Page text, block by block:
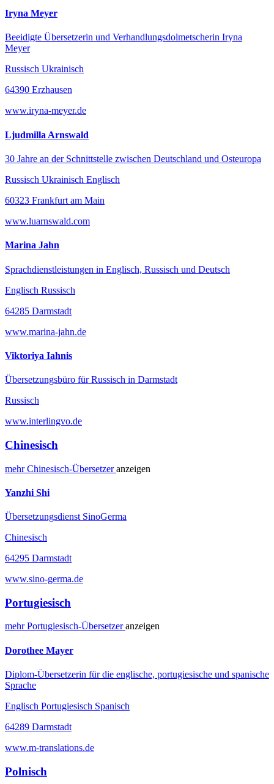
Iryna Meyer
Beeidigte Übersetzerin und Verhandlungsdolmetscherin Iryna
Meyer
Russisch Ukrainisch
64390 Erzhausen
www.iryna-meyer.de
Ljudmilla Arnswald
30 Jahre an der Schnittstelle zwischen Deutschland und Osteuropa
Russisch Ukrainisch Englisch
60323 Frankfurt am Main
www.luarnswald.com
Marina Jahn
Sprachdienstleistungen in Englisch, Russisch und Deutsch
Englisch Russisch
64285 Darmstadt
www.marina-jahn.de
Viktoriya Iahnis
Übersetzungsbüro für Russisch in Darmstadt
Russisch
www.interlingvo.de
Chinesisch
mehrChinesisch-Übersetzeranzeigen
Yanzhi Shi
Übersetzungsdienst SinoGerma
Chinesisch
64295 Darmstadt
www.sino-germa.de
Portugiesisch
mehrPortugiesisch-Übersetzeranzeigen
Dorothee Mayer
Diplom-Übersetzerin für die englische, portugiesische und spanische
Sprache
Englisch Portugiesisch Spanisch
64289 Darmstadt
www.m-translations.de
Polnisch